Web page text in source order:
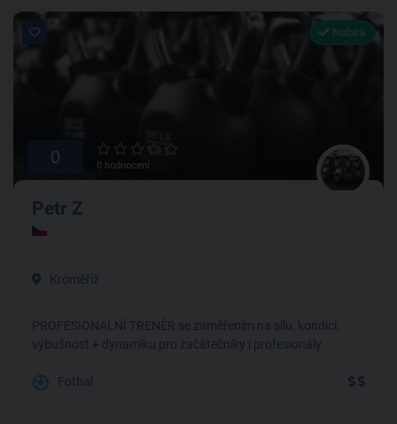
Nabírá
0 0 hodnocení
Petr Z
Kroměříž
PROFESIONÁLNÍ TRENÉR se zaměřením na sílu, kondici,
výbušnost + dynamiku pro začátečníky i profesionály
Fotbal